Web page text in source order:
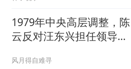
1979年中央高层调整，陈
云反对汪东兴担任领导职
风月得自难寻